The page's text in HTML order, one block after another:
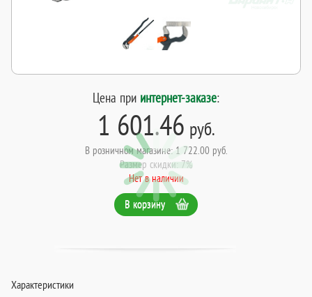
Цена при интернет-заказе:
1 601.46 руб.
В розничном магазине: 1 722.00 руб.
Размер скидки: 7%
Нет в наличии
В корзину
Характеристики